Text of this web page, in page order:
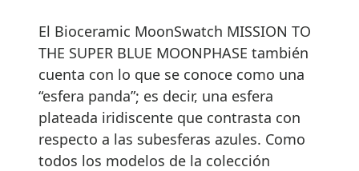
El Bioceramic MoonSwatch MISSION TO
THE SUPER BLUE MOONPHASE también
cuenta con lo que se conoce como una
“esfera panda”; es decir, una esfera
plateada iridiscente que contrasta con
respecto a las subesferas azules. Como
todos los modelos de la colección